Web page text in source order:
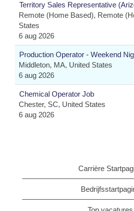
Territory Sales Representative
Remote (Home Based), Remote
States
6 aug 2026
Production Operator - Weekend
Middleton, MA, United States
6 aug 2026
Chemical Operator Job
Chester, SC, United States
6 aug 2026
Carrière